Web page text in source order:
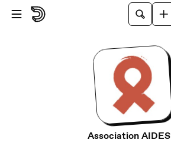
Passer au contenu principal
Association AIDES